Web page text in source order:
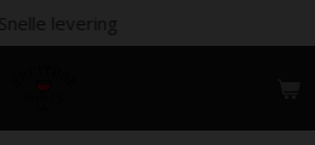
Snelle levering